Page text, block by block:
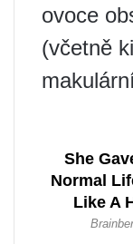
ovoce
(včetně